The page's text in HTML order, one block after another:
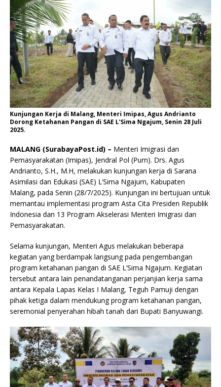
Kunjungan Kerja di Malang, Menteri Imipas, Agus Andrianto
Dorong Ketahanan Pangan di SAE L'Sima Ngajum, Senin 28 Juli
2025.
MALANG (SurabayaPost.id) – Menteri Imigrasi dan
Pemasyarakatan (Imipas), Jendral Pol (Purn). Drs. Agus
Andrianto, S.H., M.H, melakukan kunjungan kerja di Sarana
Asimilasi dan Edukasi (SAE) L’Sima Ngajum, Kabupaten
Malang, pada Senin (28/7/2025). Kunjungan ini bertujuan untuk
memantau implementasi program Asta Cita Presiden Republik
Indonesia dan 13 Program Akselerasi Menteri Imigrasi dan
Pemasyarakatan.
Selama kunjungan, Menteri Agus melakukan beberapa
kegiatan yang berdampak langsung pada pengembangan
program ketahanan pangan di SAE L’Sima Ngajum. Kegiatan
tersebut antara lain penandatanganan perjanjian kerja sama
antara Kepala Lapas Kelas I Malang, Teguh Pamuji dengan
pihak ketiga dalam mendukung program ketahanan pangan,
seremonial penyerahan hibah tanah dari Bupati Banyuwangi.